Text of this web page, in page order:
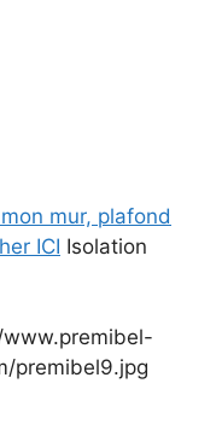
mur, plafond
ICI Isolation
premibel9.jpg